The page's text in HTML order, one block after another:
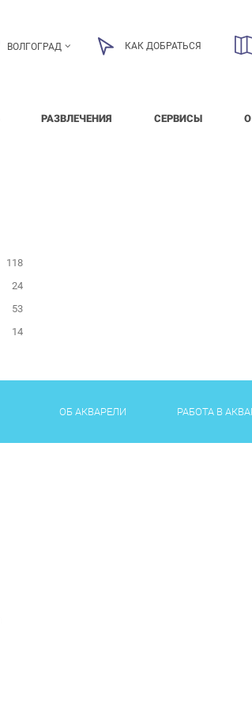
ВОЛГОГРАД КАК ДОБРАТЬСЯ
РАЗВЛЕЧЕНИЯ СЕРВИСЫ
118
24
53
14
ОБ АКВАРЕЛИ РАБОТА В